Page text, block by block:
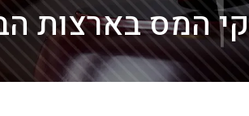
בארצות הברית בשנת